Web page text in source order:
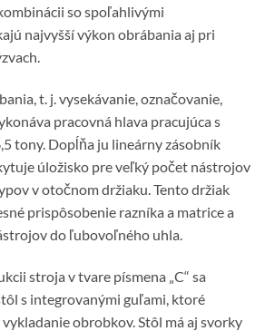
so spoľahlivými
najvyšší výkon obrábania aj pri
t. j. vysekávanie, označovanie,
pracovná hlava pracujúca s
tony. Dopĺňa ju lineárny zásobník
úložisko pre veľký počet nástrojov
v otočnom držiaku. Tento držiak
prispôsobenie razníka a matrice a
do ľubovoľného uhla.
stroja v tvare písmena „C“ sa
s integrovanými guľami, ktoré
obrobkov. Stôl má aj svorky